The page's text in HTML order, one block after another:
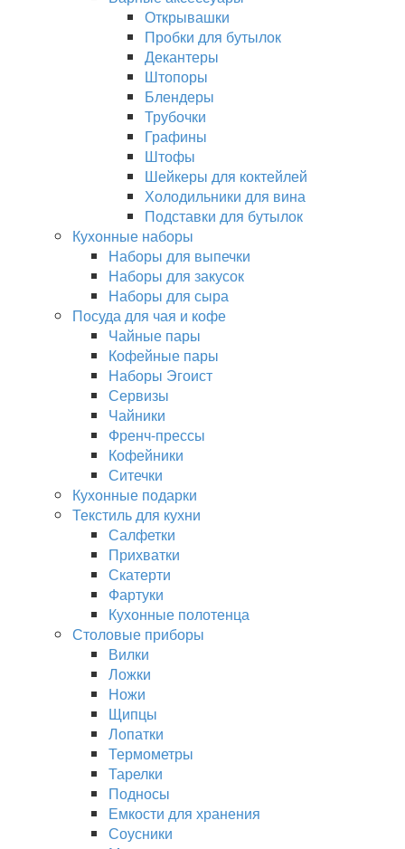
Открывашки
Пробки для бутылок
Декантеры
Штопоры
Блендеры
Трубочки
Графины
Штофы
Шейкеры для коктейлей
Холодильники для вина
Подставки для бутылок
Кухонные наборы
Наборы для выпечки
Наборы для закусок
Наборы для сыра
Посуда для чая и кофе
Чайные пары
Кофейные пары
Наборы Эгоист
Сервизы
Чайники
Френч-прессы
Кофейники
Ситечки
Кухонные подарки
Текстиль для кухни
Салфетки
Прихватки
Скатерти
Фартуки
Кухонные полотенца
Столовые приборы
Вилки
Ложки
Ножи
Щипцы
Лопатки
Термометры
Тарелки
Подносы
Емкости для хранения
Соусники